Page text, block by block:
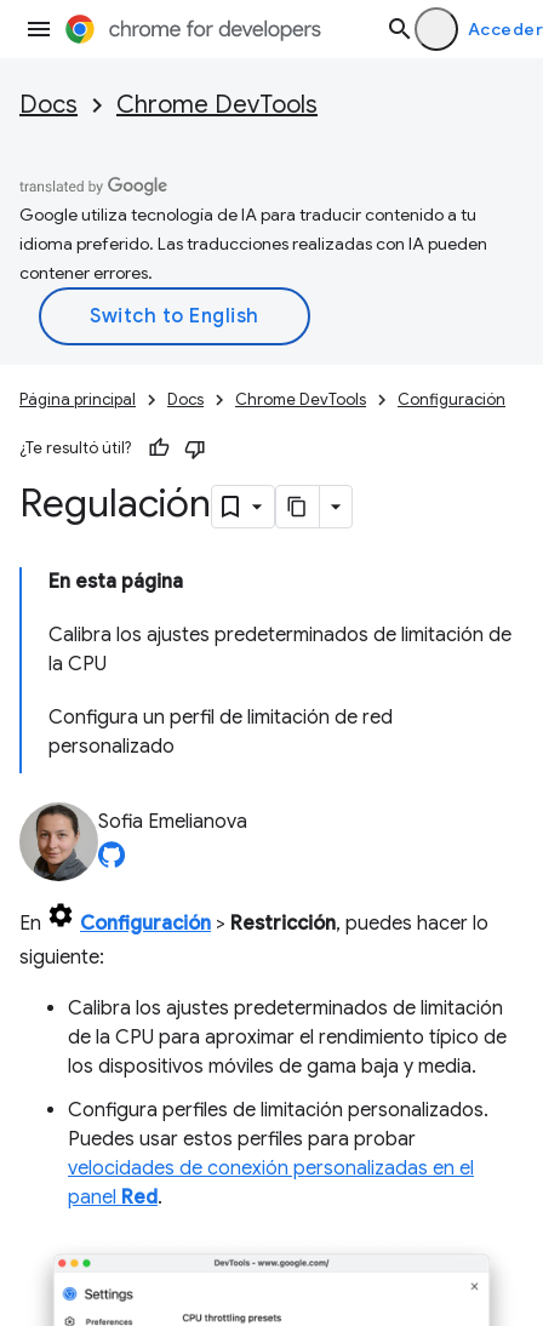
Acceder
Docs Chrome DevTools
Google utiliza tecnología de IA para traducir contenido a tu
idioma preferido. Las traducciones realizadas con IA pueden
contener errores.
Página principal Docs Chrome DevTools Configuración
¿Te resultó útil?
Regulación
En esta página
Calibra los ajustes predeterminados de limitación de
la CPU
Configura un perfil de limitación de red
personalizado
Sofia Emelianova
En Configuración > Restricción, puedes hacer lo
siguiente:
Calibra los ajustes predeterminados de limitación
de la CPU para aproximar el rendimiento típico de
los dispositivos móviles de gama baja y media.
Configura perfiles de limitación personalizados.
Puedes usar estos perfiles para probar
velocidades de conexión personalizadas en el
panel Red.